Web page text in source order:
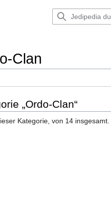
Clan
„Ordo-Clan“
Kategorie, von 14 insgesamt.